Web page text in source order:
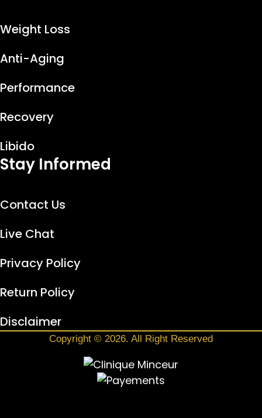
Weight Loss
Anti-Aging
Performance
Recovery
Libido
Stay Informed
Contact Us
Live Chat
Privacy Policy
Return Policy
Disclaimer
Copyright © 2026. All Right Reserved
Online